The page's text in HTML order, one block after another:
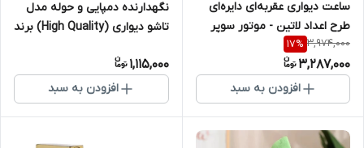
ساعت دیواری عقربه‌ای دایره‌ای
طرح اعداد لاتین - موتور سوپر
سایلنت - رنگ سفید برند
متفرقه
3,974,000
17%
3,287,000
افزودن به سبد
نگهدارنده دمپایی و حوله مدل
تاشو دیواری (High Quality) برند
1,115,000
افزودن به سبد